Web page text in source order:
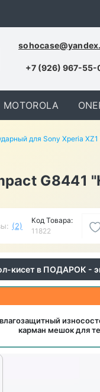
+7 (926) 967-55-
MOTOROLA
для Sony Xperia
G8441
(2)
Код Товара:
11822
кисет в ПОДАРОК -
карман мешок для